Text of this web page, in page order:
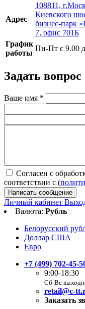
Адрес
108811,
Киевского
бизнес-парк
7, офис 701Б
График
работы
Пн-Пт с 9.00
Задать вопрос
Ваше имя *
Согласен с
соответствии с (
Написать сообщение
Личный кабинет
Валюта: Рубль
Белорусский
Доллар США
Евро
+7 (499) 702-45-
9:00-18:30
Сб-Вс
retail@c-
Заказать